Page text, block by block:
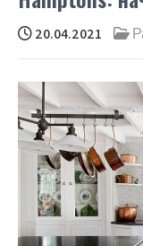
20.04.2021